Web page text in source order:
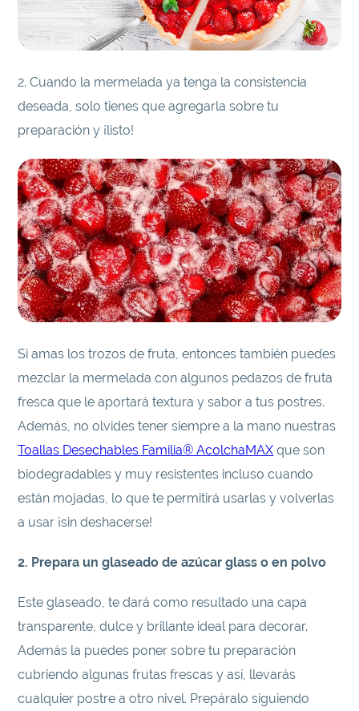
2. Cuando la mermelada ya tenga la consistencia
deseada, solo tienes que agregarla sobre tu
preparación y ¡listo!
Si amas los trozos de fruta, entonces también puedes
mezclar la mermelada con algunos pedazos de fruta
fresca que le aportará textura y sabor a tus postres.
Además, no olvides tener siempre a la mano nuestras
Toallas Desechables Familia® AcolchaMAX que son
biodegradables y muy resistentes incluso cuando
están mojadas, lo que te permitirá usarlas y volverlas
a usar ¡sin deshacerse!
2. Prepara un glaseado de azúcar glass o en polvo
Este glaseado, te dará como resultado una capa
transparente, dulce y brillante ideal para decorar.
Además la puedes poner sobre tu preparación
cubriendo algunas frutas frescas y así, llevarás
cualquier postre a otro nivel. Prepáralo siguiendo